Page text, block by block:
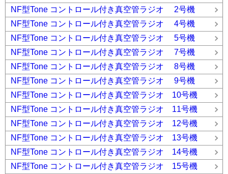
NF型Tone コントロール付き真空管ラジオ 2号機
NF型Tone コントロール付き真空管ラジオ 4号機
NF型Tone コントロール付き真空管ラジオ 5号機
NF型Tone コントロール付き真空管ラジオ 7号機
NF型Tone コントロール付き真空管ラジオ 8号機
NF型Tone コントロール付き真空管ラジオ 9号機
NF型Tone コントロール付き真空管ラジオ 10号機
NF型Tone コントロール付き真空管ラジオ 11号機
NF型Tone コントロール付き真空管ラジオ 12号機
NF型Tone コントロール付き真空管ラジオ 13号機
NF型Tone コントロール付き真空管ラジオ 14号機
NF型Tone コントロール付き真空管ラジオ 15号機